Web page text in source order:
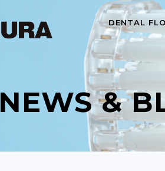
DENTAL
NEWS &